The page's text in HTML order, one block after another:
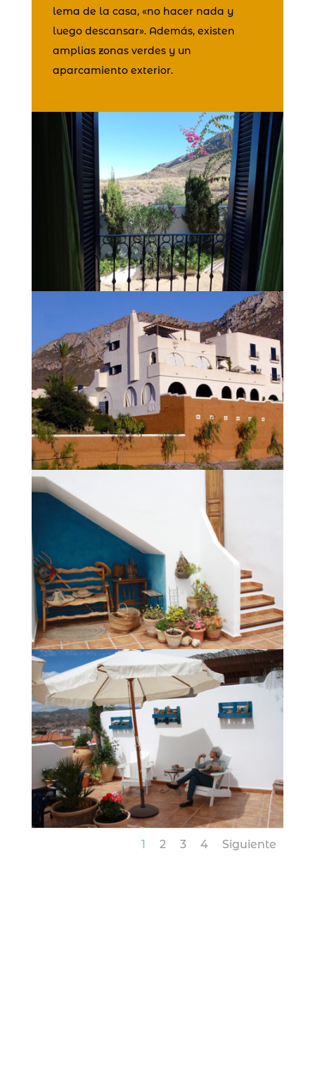
lema de la casa, «no hacer nada y
luego descansar». Además, existen
amplias zonas verdes y un
aparcamiento exterior.
1 2 3 4 Siguiente